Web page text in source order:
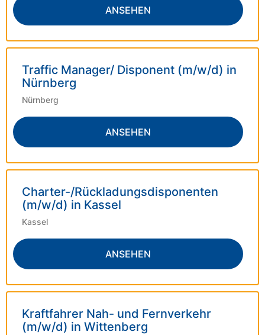
ANSEHEN
Traffic Manager/ Disponent (m/w/d) in
Nürnberg
Nürnberg
ANSEHEN
Charter-/Rückladungsdisponenten
(m/w/d) in Kassel
Kassel
ANSEHEN
Kraftfahrer Nah- und Fernverkehr
(m/w/d) in Wittenberg